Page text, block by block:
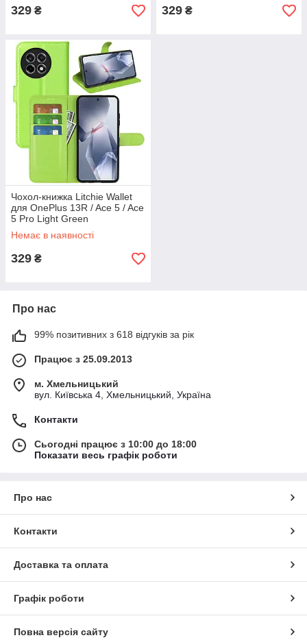
329 ₴ 329 ₴
Чохол-книжка Litchie Wallet
для OnePlus 13R / Ace 5 / Ace
5 Pro Light Green
Немає в наявності
329 ₴
Про нас
99% позитивних з 618 відгуків за рік
Працює з 25.09.2013
м. Хмельницький
вул. Київська 4, Хмельницький, Україна
Контакти
Сьогодні працює з 10:00 до 18:00
Показати весь графік роботи
Про нас
Контакти
Доставка та оплата
Графік роботи
Повна версія сайту